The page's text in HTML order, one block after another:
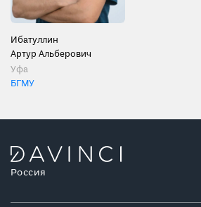
Ибатуллин
Артур Альберович
Уфа
БГМУ
Россия